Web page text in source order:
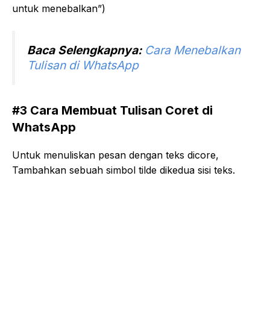
untuk menebalkan”)
Baca Selengkapnya: Cara Menebalkan
Tulisan di WhatsApp
#3 Cara Membuat Tulisan Coret di
WhatsApp
Untuk menuliskan pesan dengan teks dicore,
Tambahkan sebuah simbol tilde dikedua sisi teks.